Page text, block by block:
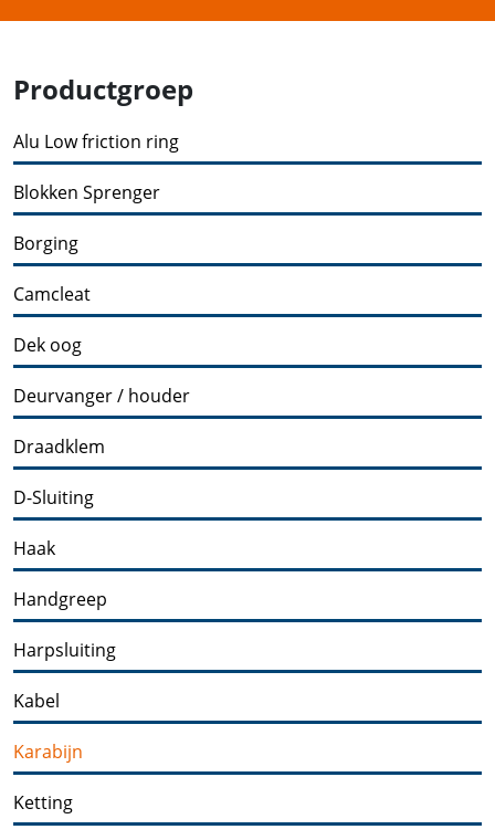
Productgroep
Alu Low friction ring
Blokken Sprenger
Borging
Camcleat
Dek oog
Deurvanger / houder
Draadklem
D-Sluiting
Haak
Handgreep
Harpsluiting
Kabel
Karabijn
Ketting